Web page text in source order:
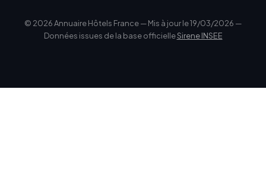
© 2026 Annuaire Hôtels France — Mis à jour le 19/03/2026 —
Données issues de la base officielleSirene INSEE